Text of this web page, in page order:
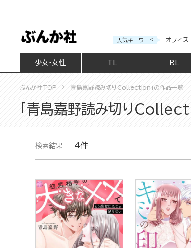
人気キーワード オフィス
少女・女性 BL
ぶんか社TOP 「青島嘉野読み切りCollection」の作品一覧
「青島嘉野読み切り
検索結果 4件